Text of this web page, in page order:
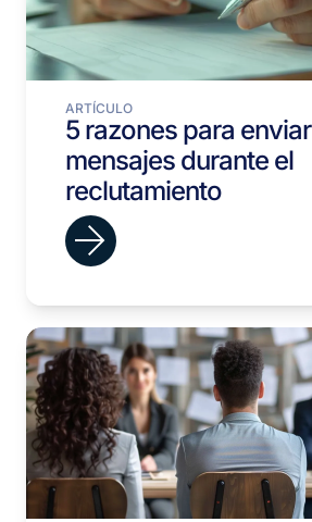
ARTÍCULO
5 razones para enviar
mensajes durante el
reclutamiento